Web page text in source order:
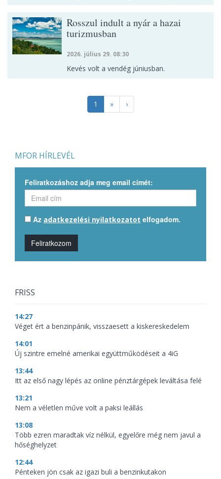
Rosszul indult a nyár a hazai
turizmusban
2026. július 29. 08:30
Kevés volt a vendég júniusban.
1 » ›
MFOR HÍRLEVÉL
Feliratkozáshoz adja meg email címét:
Az adatkezelési nyilatkozatot elfogadom.
Feliratkozom
FRISS
14:27
Véget ért a benzinpánik, visszaesett a kiskereskedelem
14:01
Új szintre emelné amerikai együttműködéseit a 4iG
13:44
Itt az első nagy lépés az online pénztárgépek leváltása felé
13:21
Nem a véletlen műve volt a paksi leállás
13:08
Több ezren maradtak víz nélkül, egyelőre még nem javul a
hőséghelyzet
12:44
Pénteken jön csak az igazi buli a benzinkutakon